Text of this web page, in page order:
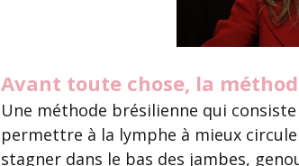
Avant toute chose, la
Une méthode brésilienne qui
permettre à la lymphe à mieux
stagner dans le bas des jambes,